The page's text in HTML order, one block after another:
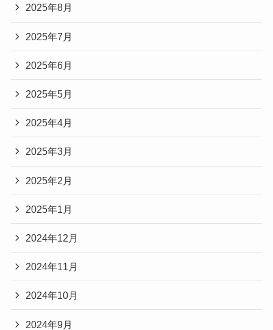
2025年8月
2025年7月
2025年6月
2025年5月
2025年4月
2025年3月
2025年2月
2025年1月
2024年12月
2024年11月
2024年10月
2024年9月